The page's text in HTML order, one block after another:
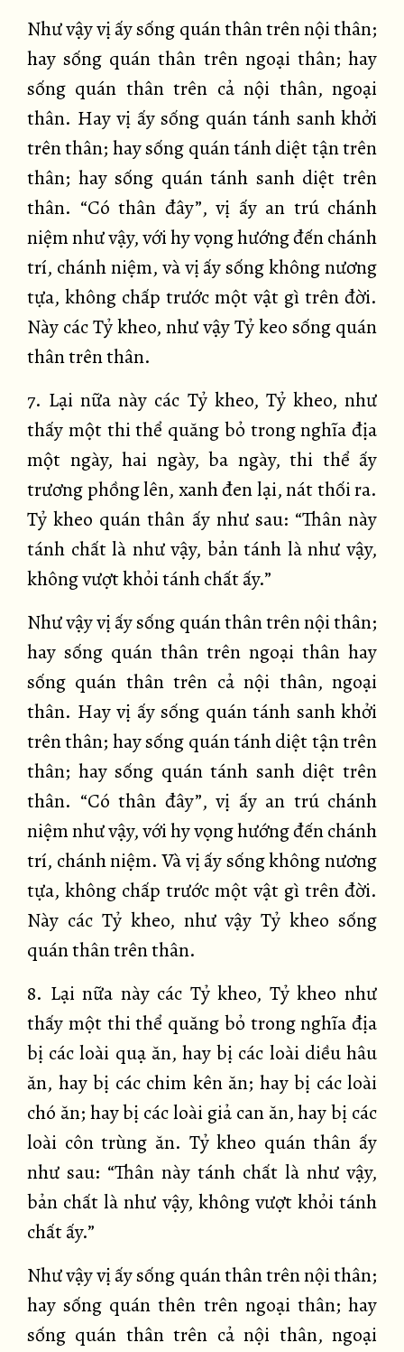
Như vậy vị ấy sống quán thân trên nội thân;
hay sống quán thân trên ngoại thân; hay
sống quán thân trên cả nội thân, ngoại
thân. Hay vị ấy sống quán tánh sanh khởi
trên thân; hay sống quán tánh diệt tận trên
thân; hay sống quán tánh sanh diệt trên
thân. “Có thân đây”, vị ấy an trú chánh
niệm như vậy, với hy vọng hướng đến chánh
trí, chánh niệm, và vị ấy sống không nương
tựa, không chấp trước một vật gì trên đời.
Này các Tỷ kheo, như vậy Tỷ keo sống quán
thân trên thân.
7. Lại nữa này các Tỷ kheo, Tỷ kheo, như
thấy một thi thể quăng bỏ trong nghĩa địa
một ngày, hai ngày, ba ngày, thi thể ấy
trương phồng lên, xanh đen lại, nát thối ra.
Tỷ kheo quán thân ấy như sau: “Thân này
tánh chất là như vậy, bản tánh là như vậy,
không vượt khỏi tánh chất ấy.”
Như vậy vị ấy sống quán thân trên nội thân;
hay sống quán thân trên ngoại thân hay
sống quán thân trên cả nội thân, ngoại
thân. Hay vị ấy sống quán tánh sanh khởi
trên thân; hay sống quán tánh diệt tận trên
thân; hay sống quán tánh sanh diệt trên
thân. “Có thân đây”, vị ấy an trú chánh
niệm như vậy, với hy vọng hướng đến chánh
trí, chánh niệm. Và vị ấy sống không nương
tựa, không chấp trước một vật gì trên đời.
Này các Tỷ kheo, như vậy Tỷ kheo sống
quán thân trên thân.
8. Lại nữa này các Tỷ kheo, Tỷ kheo như
thấy một thi thể quăng bỏ trong nghĩa địa
bị các loài quạ ăn, hay bị các loài diều hâu
ăn, hay bị các chim kên ăn; hay bị các loài
chó ăn; hay bị các loài giả can ăn, hay bị các
loài côn trùng ăn. Tỷ kheo quán thân ấy
như sau: “Thân này tánh chất là như vậy,
bản chất là như vậy, không vượt khỏi tánh
chất ấy.”
Như vậy vị ấy sống quán thân trên nội thân;
hay sống quán thên trên ngoại thân; hay
sống quán thân trên cả nội thân, ngoại